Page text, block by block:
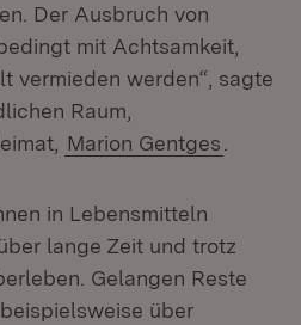
Der Ausbruch von
mit Achtsamkeit,
vermieden werden“, sagte
Raum,
Marion Gentges
in Lebensmitteln
lange Zeit und trotz
Gelangen Reste
über